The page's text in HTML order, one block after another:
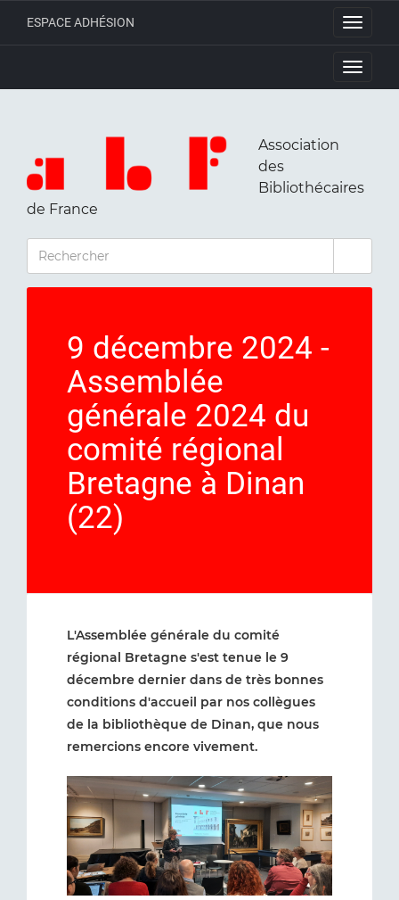
Toggle
ESPACE ADHÉSION
Toggle
Association
des
Bibliothécaires
de France
RECHERCHER
9 décembre 2024 -
Assemblée
générale 2024 du
comité régional
Bretagne à Dinan
(22)
L'Assemblée générale du comité
régional Bretagne s'est tenue le 9
décembre dernier dans de très bonnes
conditions d'accueil par nos collègues
de la bibliothèque de Dinan, que nous
remercions encore vivement.